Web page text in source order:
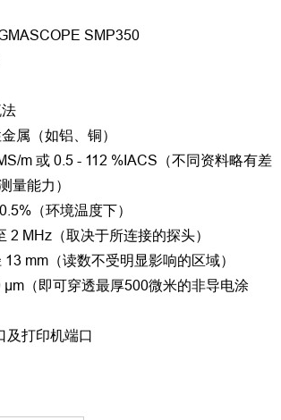
SMP350
属（如铝、铜）
m 或 0.5 - 112 %IACS（不同资料略有差
量能力）
（环境温度下）
2 MHz（取决于所连接的探头）
13 mm（读数不受明显影响的区域）
μm（即可穿透最厚500微米的非导电涂
及打印机端口